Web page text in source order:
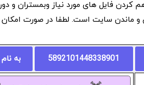
کردن فایل های مورد نیاز وبمستران
و ماندن سایت است. لطفا در صورت
5892101448338901 به